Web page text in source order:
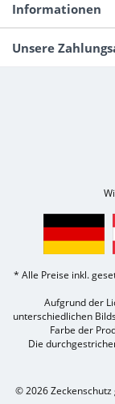
Informationen
Unsere
* Alle Preise inkl.
Aufgrund der
unterschiedlichen
Farbe der
Die
© 2026 Zeckenschutz